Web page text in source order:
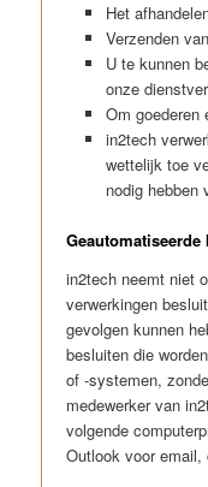
Het
Verzenden
U te kunnen
onze
Om goederen
in2tech
wettelijk toe
nodig hebben
in2tech neemt niet
verwerkingen
gevolgen kunnen
besluiten die
of -systemen,
medewerker van
volgende
Outlook voor